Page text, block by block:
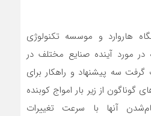
هاروارد و موسسه تکنولوژی
مورد آینده صنایع مختلف در
سه پیشنهاد و راهکار برای
از زیر بار امواج کوبنده
آنها با سرعت تغییرات